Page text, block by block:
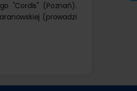
"Cordis" (Poznań).
(prowadzi